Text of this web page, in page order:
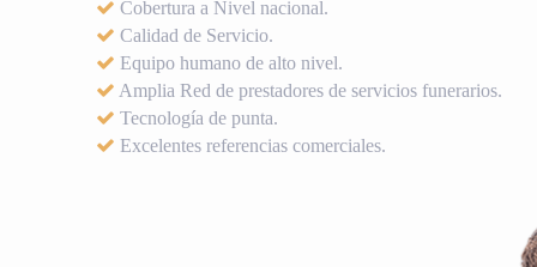
Cobertura a Nivel nacional.
Calidad de Servicio.
Equipo humano de alto nivel.
Amplia Red de prestadores de servicios funerarios.
Tecnología de punta.
Excelentes referencias comerciales.